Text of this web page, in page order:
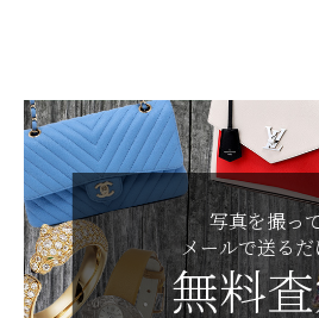
写真を撮っ
メールで送る
無料